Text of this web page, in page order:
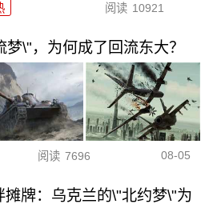
阅读 10921
\"，为何成了回流东大？
阅读 7696 08-05
摊牌：乌克兰的\"北约梦\"为